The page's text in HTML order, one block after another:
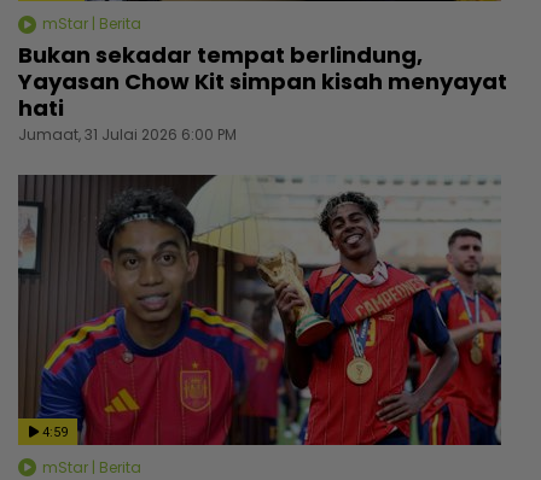
mStar | Berita
Bukan sekadar tempat berlindung,
Yayasan Chow Kit simpan kisah menyayat
hati
Jumaat, 31 Julai 2026 6:00 PM
4:59
mStar | Berita